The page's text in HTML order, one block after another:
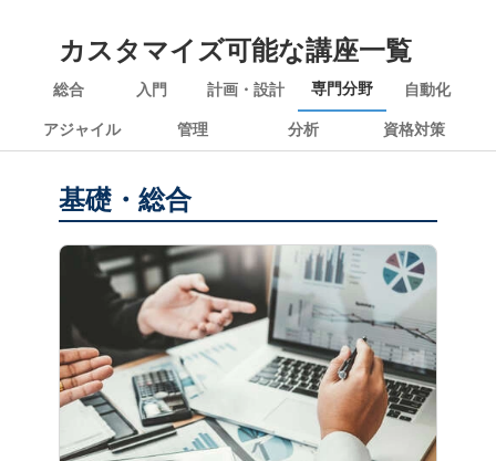
カスタマイズ可能な講座一覧
総合 入門 計画・設計 専門分野 自動化
アジャイル 管理 分析 資格対策
基礎・総合